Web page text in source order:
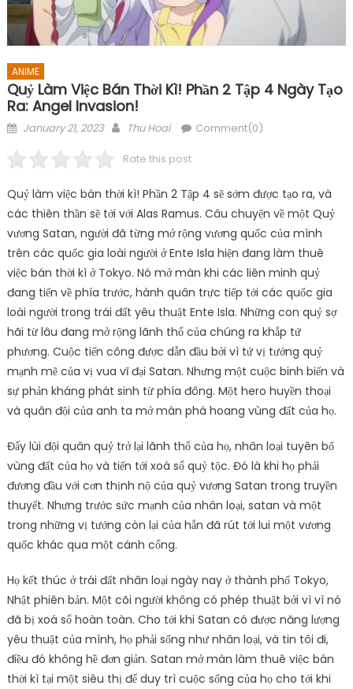
ANIME
Quỷ Làm Việc Bán Thời Kì! Phần 2 Tập 4 Ngày Tạo
Ra: Angel Invasion!
Posted
January 21, 2023 Author
Thu Hoai Comment(0)
Rate this post
Quỷ làm việc bán thời kì! Phần 2 Tập 4 sẽ sớm được tạo ra, và
các thiên thần sẽ tới với Alas Ramus. Câu chuyện về một Quỷ
vương Satan, người đã từng mở rộng vương quốc của mình
trên các quốc gia loài người ở Ente Isla hiện đang làm thuê
việc bán thời kì ở Tokyo. Nó mở màn khi các liên minh quỷ
đang tiến về phía trước, hành quân trực tiếp tới các quốc gia
loài người trong trái đất yêu thuật Ente Isla. Những con quỷ sợ
hãi từ lâu đang mở rộng lãnh thổ của chúng ra khắp tứ
phương. Cuộc tiến công được dẫn đầu bởi vì tứ vị tướng quỷ
mạnh mẽ của vị vua vĩ đại Satan. Nhưng một cuộc binh biến và
sự phản kháng phát sinh từ phía đông. Một hero huyền thoại
và quân đội của anh ta mở màn phá hoang vùng đất của họ.
Đẩy lùi đội quân quỷ trở lại lãnh thổ của họ, nhân loại tuyên bố
vùng đất của họ và tiến tới xoá sổ quỷ tộc. Đó là khi họ phải
đương đầu với cơn thịnh nộ của quỷ vương Satan trong truyền
thuyết. Nhưng trước sức mạnh của nhân loại, satan và một
trong những vị tướng còn lại của hắn đã rút tới lui một vương
quốc khác qua một cánh cổng.
Họ kết thúc ở trái đất nhân loại ngày nay ở thành phố Tokyo,
Nhật phiên bản. Một cõi người không có phép thuật bởi vì vì nó
đã bị xoá sổ hoàn toàn. Cho tới khi Satan có được năng lượng
yêu thuật của mình, họ phải sống như nhân loại, và tin tôi đi,
điều đó không hề đơn giản. Satan mở màn làm thuê việc bán
thời kì tại một siêu thị để duy trì cuộc sống của họ cho tới khi